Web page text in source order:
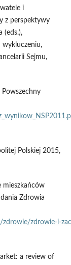
i
z perspektywy
(eds.),
wykluczeniu,
Sejmu,
Polskiej 2015,
mieszkańców
Zdrowia
a review of